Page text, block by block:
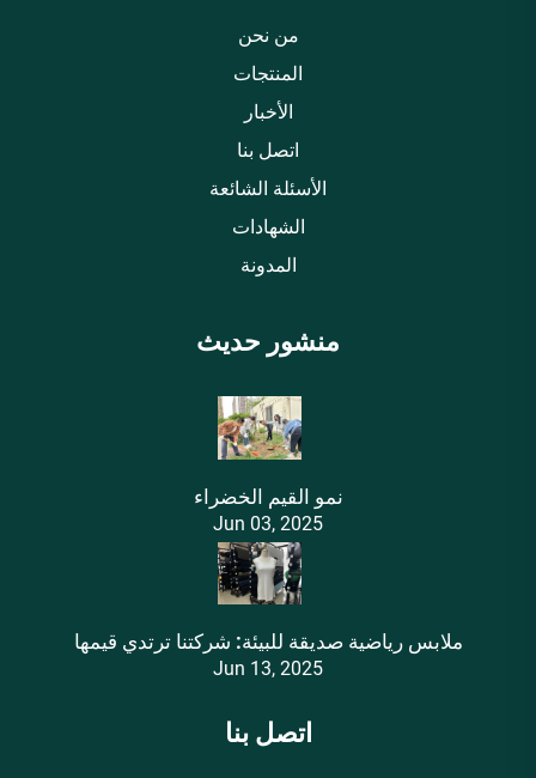
من نحن
المنتجات
الأخبار
اتصل بنا
الأسئلة الشائعة
الشهادات
المدونة
منشور حديث
نمو القيم الخضراء
Jun 03, 2025
ملابس رياضية صديقة للبيئة: شركتنا ترتدي قيمها
Jun 13, 2025
اتصل بنا